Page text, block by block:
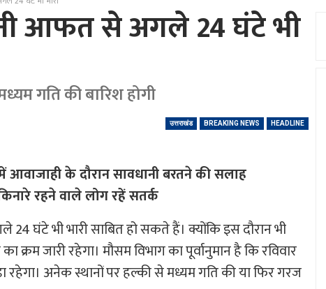
आफत से अगले 24 घंटे भी
गति की बारिश होगी
उत्तराखंड BREAKING NEWS HEADLINE
आवाजाही के दौरान सावधानी बरतने की सलाह
रहने वाले लोग रहें सतर्क
24 घंटे भी भारी साबित हो सकते हैं। क्योंकि इस दौरान भी
जारी रहेगा। मौसम विभाग का पूर्वानुमान है कि रविवार
रहेगा। अनेक स्थानों पर हल्की से मध्यम गति की या फिर गरज